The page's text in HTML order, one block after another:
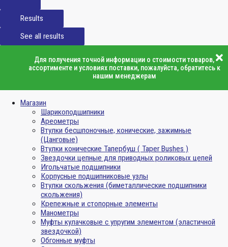
Results
See all results
Для получения точной информации о стоимости товаров,
ассортименте и условиях поставки, пожалуйста, обратитесь к
нашим менеджерам
Магазин
Шарикоподшипники
Ареометры
Втулки бесшпоночные, конические, зажимные
(Цанговые)
Втулки конические Тапербуш ( Taper Bushes )
Звездочки цепные для приводных роликовых цепей
Игольчатые подшипники
Корпусные подшипниковые узлы
Втулки скольжения (биметаллические подшипники
скольжения)
Крепежные и стопорные элементы
Манометры
Муфты кулачковые с упругим элементом (эластичной
звездочкой)
Обгонные муфты